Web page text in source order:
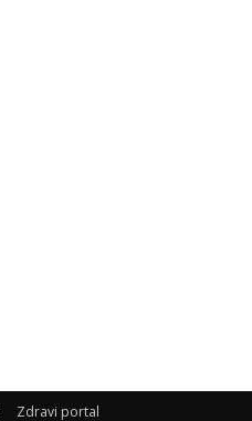
Zdravi portal